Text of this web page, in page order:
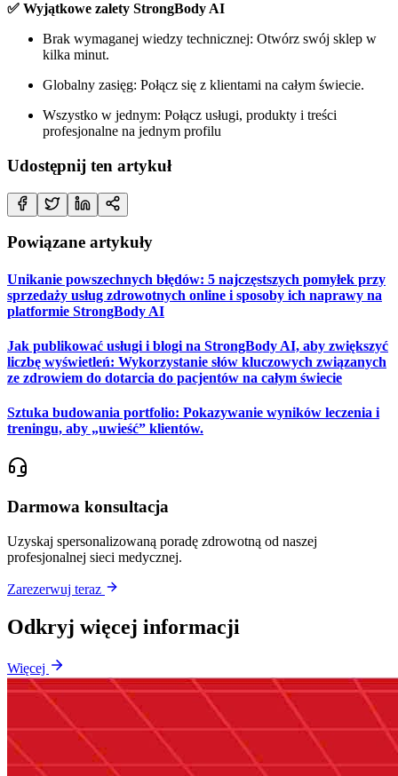
✅ Wyjątkowe zalety StrongBody AI
Brak wymaganej wiedzy technicznej: Otwórz swój sklep w
kilka minut.
Globalny zasięg: Połącz się z klientami na całym świecie.
Wszystko w jednym: Połącz usługi, produkty i treści
profesjonalne na jednym profilu
Udostępnij ten artykuł
Powiązane artykuły
Unikanie powszechnych błędów: 5 najczęstszych pomyłek przy
sprzedaży usług zdrowotnych online i sposoby ich naprawy na
platformie StrongBody AI
Jak publikować usługi i blogi na StrongBody AI, aby zwiększyć
liczbę wyświetleń: Wykorzystanie słów kluczowych związanych
ze zdrowiem do dotarcia do pacjentów na całym świecie
Sztuka budowania portfolio: Pokazywanie wyników leczenia i
treningu, aby „uwieść” klientów.
Darmowa konsultacja
Uzyskaj spersonalizowaną poradę zdrowotną od naszej
profesjonalnej sieci medycznej.
Zarezerwuj teraz
Odkryj więcej informacji
Więcej